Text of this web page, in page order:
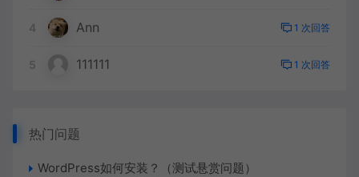
4 Ann 1 次回答
5 111111 1 次回答
热门问题
WordPress如何安装？（测试悬赏问题）